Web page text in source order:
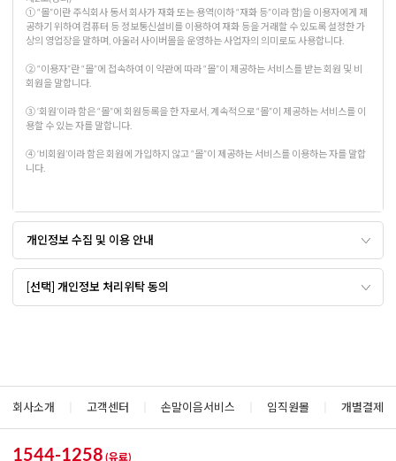
개인정보 수집 및 이용 안내
[선택] 개인정보 처리위탁 동의
회사소개 고객센터 손말이음서비스 임직원몰 개별결제
1544-1258 (유료)